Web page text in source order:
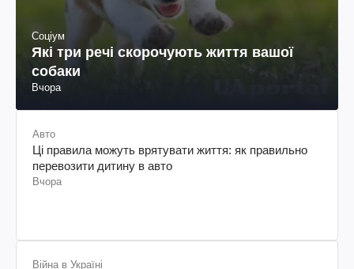
Соціум
Які три речі скорочують життя вашої
собаки
Вчора
Авто
Ці правила можуть врятувати життя: як правильно
перевозити дитину в авто
Вчора
Війна в Україні